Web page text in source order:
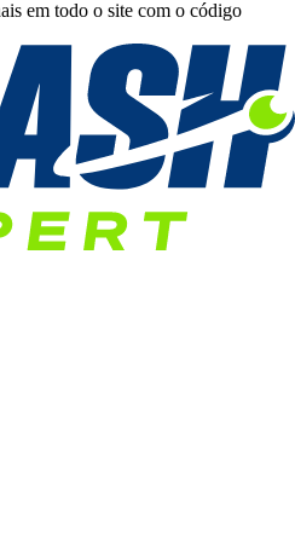
em todo o site com o código